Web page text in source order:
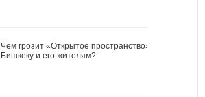
Чем грозит «Открытое пространство»
Бишкеку и его жителям?